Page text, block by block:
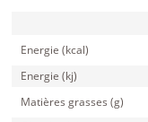
Energie (kcal)
Energie (kj)
Matières grasses (g)